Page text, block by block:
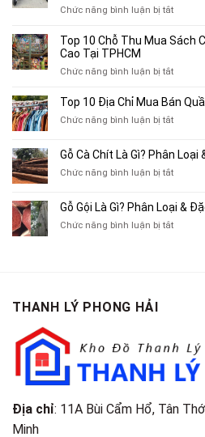
Chức năng bình luận bị tắtở
4
Bán
Xe
Cũ,
Xe
Cũ
TP.HCM
Top 10 Chỗ Thu Mua Sách
Cao Tại TPHCM
Chức năng bình luận bị tắtở
10
Thu
Sách
Tạp
Chí
Top 10 Địa Chỉ Mua Bán
Chức năng bình luận bị tắtở
Địa
Chỉ
Bán
Áo
Gỗ Cà Chít Là Gì? Phân
Chức năng bình luận bị tắtở
Chít
Là
Gỗ Gội Là Gì? Phân Loại &
Chức năng bình luận bị tắtở
Điểm
Nhận
Biết
THANH LÝ PHONG HẢI
Địa chỉ: 11A Bùi Cẩm Hổ, Tân
Minh